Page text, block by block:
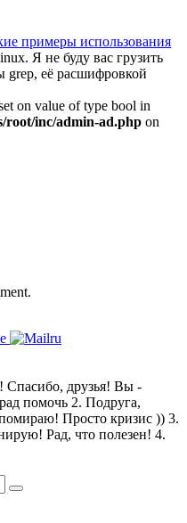
примеры использования
Я не буду вас грузить
grep, её расшифровкой
on value of type bool in
root/inc/admin-ad.php on
Спасибо, друзья! Вы -
помочь 2. Подруга,
Просто кризис )) 3.
Рад, что полезен! 4.